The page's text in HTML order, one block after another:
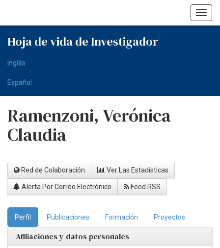
Hoja de vida de Investigador
Inglés
Español
Ramenzoni, Verónica
Claudia
Red de Colaboración Ver Las Estadísticas
Alerta Por Correo Electrónico Feed RSS
Perfil Publicaciones Formación Proyectos
Afiliaciones y datos personales